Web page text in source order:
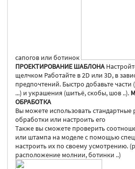
сапогов или ботинок
ПРОЕКТИРОВАНИЕ ШАБЛОНА
щелчком Работайте в 2D или 3D, в
предпочтений. Быстро добавьте части
...) и украшения (шитьё, скобы, шов ..).
ОБРАБОТКА
Вы можете использовать
обработки или настроить его
Также вы сможете проверить
или штампа на моделе с помощью
настроить их по своему усмотрению.
расположение молнии, ботинки ..)